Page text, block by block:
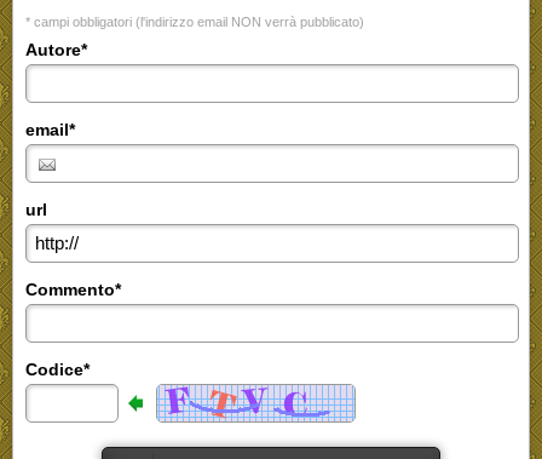
* campi obbligatori (l'indirizzo email NON verrà pubblicato)
Autore*
email*
url
Commento*
Codice*